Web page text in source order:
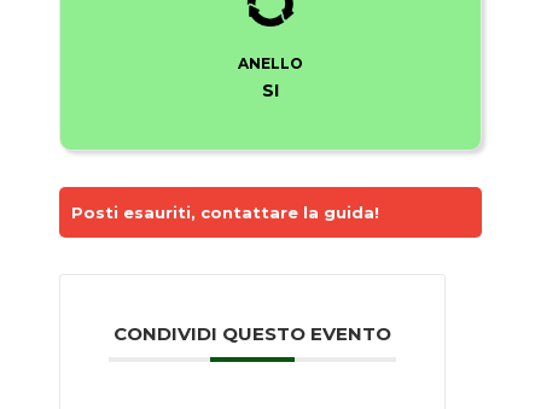
ANELLO
SI
Posti esauriti, contattare la guida!
CONDIVIDI QUESTO EVENTO